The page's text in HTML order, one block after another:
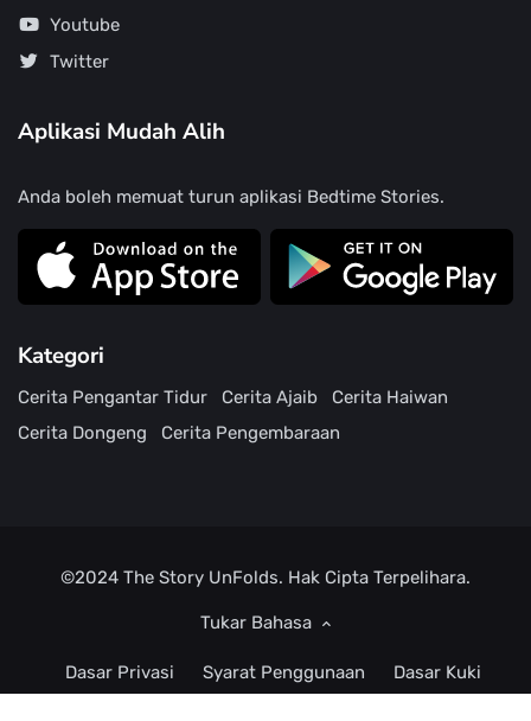
Youtube
Twitter
Aplikasi Mudah Alih
Anda boleh memuat turun aplikasi Bedtime Stories.
Kategori
Cerita Pengantar Tidur Cerita Ajaib
Cerita Haiwan
Cerita Dongeng
Cerita Pengembaraan
©2024 The Story UnFolds. Hak Cipta Terpelihara.
Tukar Bahasa
Dasar Privasi Syarat Penggunaan Dasar Kuki